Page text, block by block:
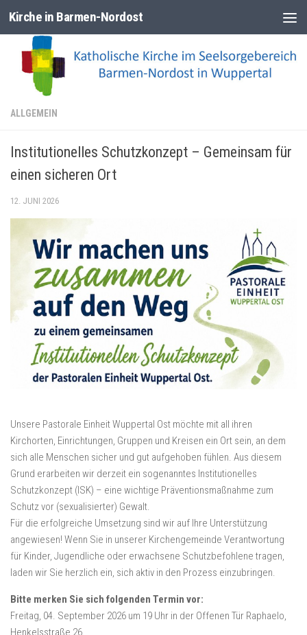
Zum Inhalt springen
Kirche in Barmen-Nordost
ALLGEMEIN
Institutionelles Schutzkonzept – Gemeinsam für
einen sicheren Ort
12. JUNI 2026
Unsere Pastorale Einheit Wuppertal Ost möchte mit all ihren
Kirchorten, Einrichtungen, Gruppen und Kreisen ein Ort sein, an dem
sich alle Menschen sicher und gut aufgehoben fühlen. Aus diesem
Grund erarbeiten wir derzeit ein sogenanntes Institutionelles
Schutzkonzept (ISK) – eine wichtige Präventionsmaßnahme zum
Schutz vor (sexualisierter) Gewalt.
Für die erfolgreiche Umsetzung sind wir auf Ihre Unterstützung
angewiesen! Wenn Sie in unserer Kirchengemeinde Verantwortung
für Kinder, Jugendliche oder erwachsene Schutzbefohlene tragen,
laden wir Sie herzlich ein, sich aktiv in den Prozess einzubringen.
Bitte merken Sie sich folgenden Termin vor:
Freitag, 04. September 2026 um 19 Uhr in der Offenen Tür Raphaelo,
Henkelsstraße 26,